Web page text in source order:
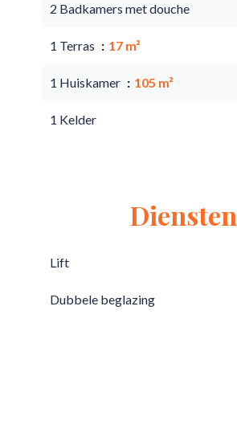
2 Badkamers met douche
1 Terras 17 m²
1 Huiskamer 105 m²
1 Kelder
Diensten
Lift
Dubbele beglazing